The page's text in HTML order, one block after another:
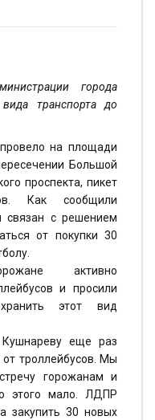
города
транспорта до
на площади
Большой
проспекта, пикет
Как сообщили
связан с решением
от покупки 30
активно
и просили
этот вид
еще раз
троллейбусов. Мы
горожанам и
этого мало. ЛДПР
закупить 30 новых